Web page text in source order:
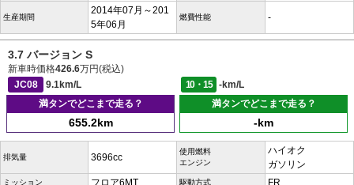
生産期間
2014年07月～201
5年06月
燃費性能 -
3.7 バージョン S
新車時価格426.6万円(税込)
JC08
9.1km/L 10・15
-km/L
満タンでどこまで走る？
655.2km
満タンでどこまで走る？
-km
排気量 3696cc
使用燃料
エンジン
ハイオク
ガソリン
ミッション 駆動方式